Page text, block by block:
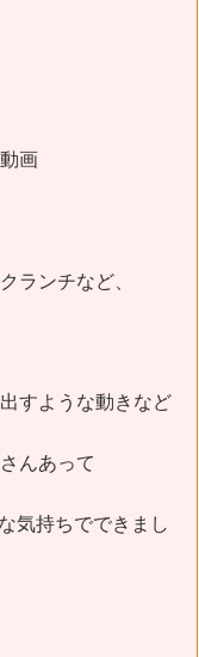
画
ランチなど、
すような動きなど
んあって
気持ちでできまし